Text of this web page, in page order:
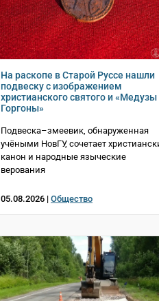
На раскопе в Старой Руссе нашли
подвеску с изображением
христианского святого и «Медузы
Горгоны»
Подвеска–змеевик, обнаруженная
учёными НовГУ, сочетает
канон и народные языческие
верования
05.08.2026 | Общество